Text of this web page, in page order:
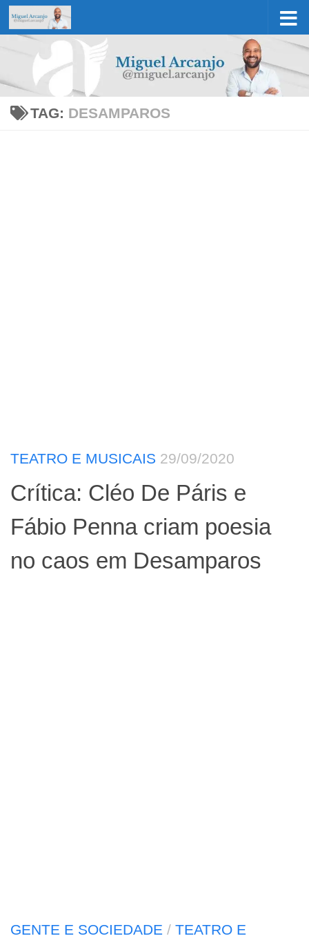
Skip to content
TAG: DESAMPAROS
TEATRO E MUSICAIS 29/09/2020
Crítica: Cléo De Páris e
Fábio Penna criam poesia
no caos em Desamparos
GENTE E SOCIEDADE / TEATRO E